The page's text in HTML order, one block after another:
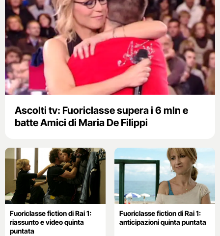
Ascolti tv: Fuoriclasse supera i 6 mln e
batte Amici di Maria De Filippi
Fuoriclasse fiction di Rai 1:
riassunto e video quinta
puntata
Fuoriclasse fiction di Rai 1:
anticipazioni quinta puntata